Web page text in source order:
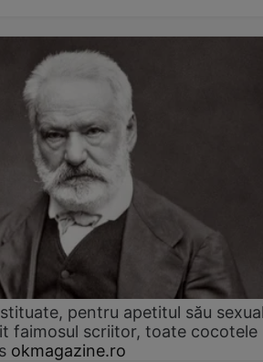
pentru apetitul său
faimosul scriitor, toate cocotele
okmagazine.ro